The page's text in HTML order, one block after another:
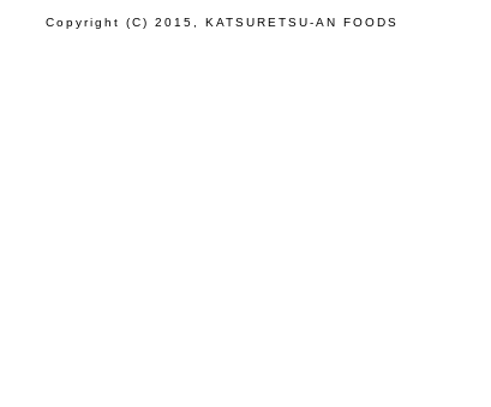
Copyright (C) 2015, KATSURETSU-AN FOODS